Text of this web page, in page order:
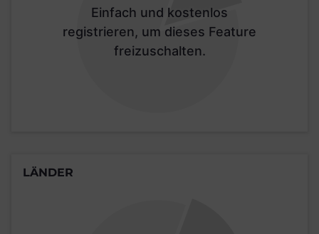
Einfach und kostenlos
registrieren, um dieses Feature
freizuschalten.
LÄNDER